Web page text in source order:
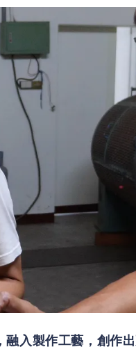
入製作工藝，創作